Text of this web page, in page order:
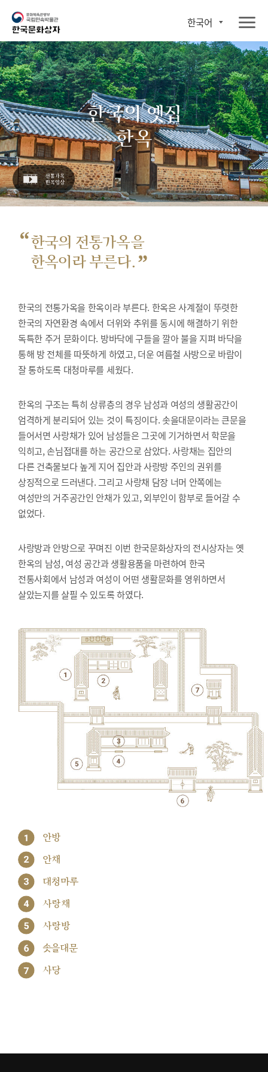
한국어
한국의 옛집
한옥
“한국의 전통가옥을
한옥이라 부른다. ”
한국의 전통가옥을 한옥이라 부른다. 한옥은 사계절이 뚜렷한
한국의 자연환경 속에서 더위와 추위를 동시에 해결하기 위한
독특한 주거 문화이다. 방바닥에 구들을 깔아 불을 지펴 바닥을
통해 방 전체를 따뜻하게 하였고, 더운 여름철 사방으로 바람이
잘 통하도록 대청마루를 세웠다.
한옥의 구조는 특히 상류층의 경우 남성과 여성의 생활공간이
엄격하게 분리되어 있는 것이 특징이다. 솟을대문이라는 큰문을
들어서면 사랑채가 있어 남성들은 그곳에 기거하면서 학문을
익히고, 손님접대를 하는 공간으로 삼았다. 사랑채는 집안의
다른 건축물보다 높게 지어 집안과 사랑방 주인의 권위를
상징적으로 드러낸다. 그리고 사랑채 담장 너머 안쪽에는
여성만의 거주공간인 안채가 있고, 외부인이 함부로 들어갈 수
없었다.
사랑방과 안방으로 꾸며진 이번 한국문화상자의 전시상자는 옛
한옥의 남성, 여성 공간과 생활용품을 마련하여 한국
전통사회에서 남성과 여성이 어떤 생활문화를 영위하면서
살았는지를 살필 수 있도록 하였다.
1 안방
2 안채
3 대청마루
4 사랑채
5 사랑방
6 솟을대문
7 사당